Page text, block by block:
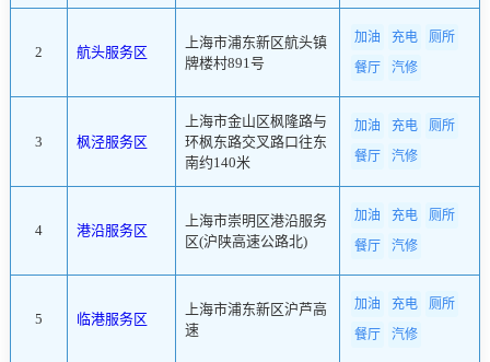
2 航头服务区
上海市浦东新区航头镇
牌楼村891号
加油 充电
厕所
餐厅
汽修
3 枫泾服务区
上海市金山区枫隆路与
环枫东路交叉路口往东
南约140米
加油 充电
厕所
餐厅
汽修
4 港沿服务区
上海市崇明区港沿服务
区(沪陕高速公路北)
加油 充电
厕所
餐厅
汽修
5 临港服务区
上海市浦东新区沪芦高
速
加油 充电
厕所
餐厅
汽修